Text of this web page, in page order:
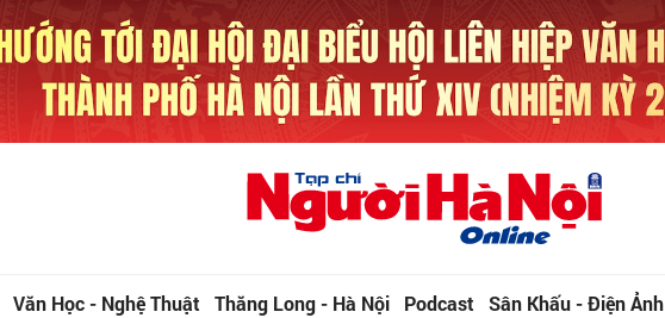
Văn Học - Nghệ Thuật Thăng Long - Hà Nội Podcast Sân Khấu - Điện Ảnh